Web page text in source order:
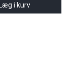
Læg i kurv